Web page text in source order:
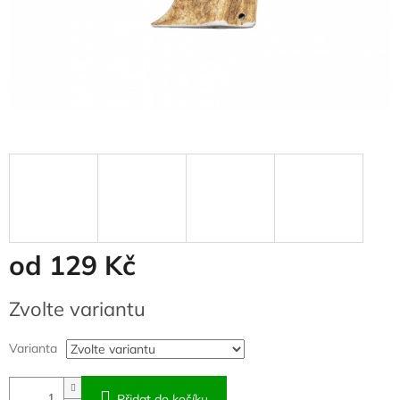
od 129 Kč
cena:
Zvolte variantu
Varianta